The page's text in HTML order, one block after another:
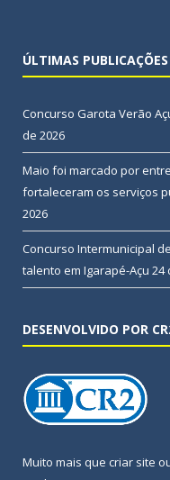
ÚLTIMAS PUBLICAÇÕES
Concurso Garota Verão
de 2026
Maio foi marcado por
fortaleceram os serviços
2026
Concurso Intermunicipal
talento em Igarapé-Açu 24
DESENVOLVIDO POR
Muito mais que criar site